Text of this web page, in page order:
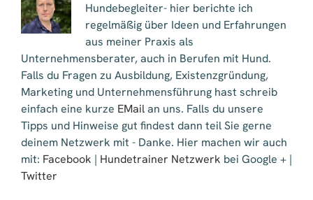
Hundebegleiter- hier berichte ich
regelmäßig über Ideen und Erfahrungen
aus meiner Praxis als
Unternehmensberater, auch in Berufen mit Hund.
Falls du Fragen zu Ausbildung, Existenzgründung,
Marketing und Unternehmensführung hast schreib
einfach eine kurze EMailan uns. Falls du unsere
Tipps und Hinweise gut findest dann teil Sie gerne
deinem Netzwerk mit - Danke. Hier machen wir auch
mit: Facebook | Hundetrainer Netzwerk bei Google + |
Twitter